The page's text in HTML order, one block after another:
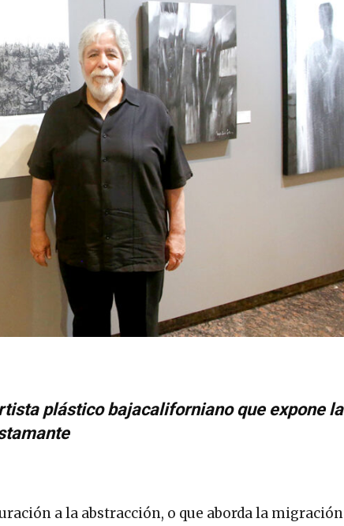
plástico bajacaliforniano que expone la
a la abstracción, o que aborda la migración